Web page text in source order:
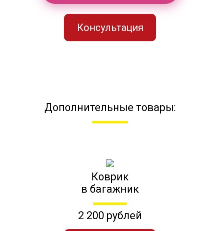
Консультация
Дополнительные товары:
Коврик
в багажник
2 200 рублей